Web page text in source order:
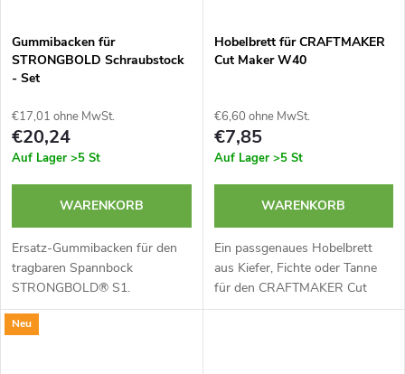
Gummibacken für
STRONGBOLD Schraubstock
- Set
€17,01 ohne MwSt.
€20,24
Auf Lager >5 St
WARENKORB
Ersatz-Gummibacken für den
tragbaren Spannbock
STRONGBOLD® S1.
Hergestellt aus
widerstandsfähigem Gummi.
Hobelbrett für CRAFTMAKER
Cut Maker W40
€6,60 ohne MwSt.
€7,85
Auf Lager >5 St
WARENKORB
Ein passgenaues Hobelbrett
aus Kiefer, Fichte oder Tanne
für den CRAFTMAKER Cut
Maker W40. Ideal als
Neu